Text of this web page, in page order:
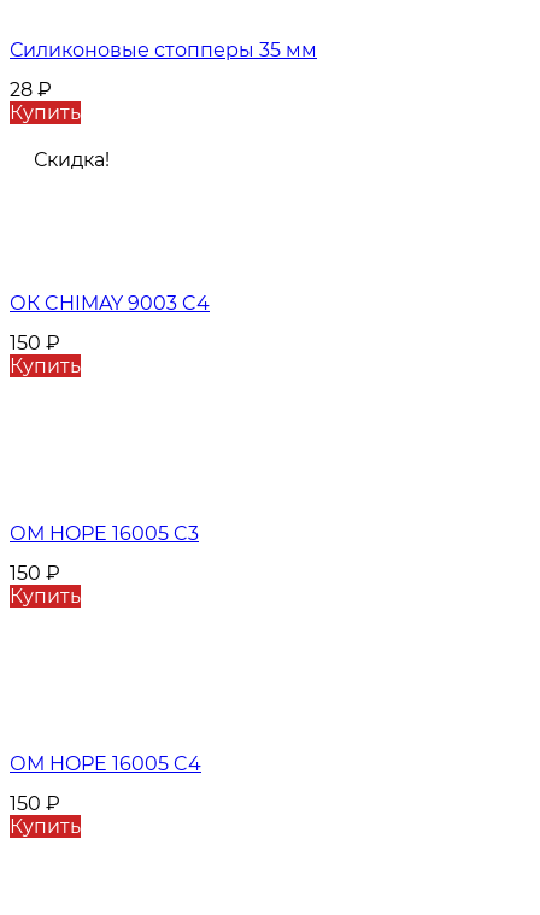
Силиконовые стопперы 35 мм
28 ₽
Купить
Скидка!
ОК CHIMAY 9003 C4
150 ₽
Купить
ОМ HOPE 16005 C3
150 ₽
Купить
ОМ HOPE 16005 C4
150 ₽
Купить